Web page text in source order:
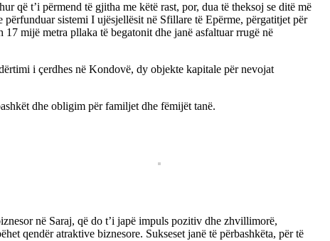
që t’i përmend të gjitha me këtë rast, por, dua të theksoj se ditë më
sistemi I ujësjellësit në Sfillare të Epërme, përgatitjet për
mijë metra pllaka të begatonit dhe janë asfaltuar rrugë në
i çerdhes në Kondovë, dy objekte kapitale për nevojat
dhe obligim për familjet dhe fëmijët tanë.
në Saraj, që do t’i japë impuls pozitiv dhe zhvillimorë,
qendër atraktive biznesore. Sukseset janë të përbashkëta, për të